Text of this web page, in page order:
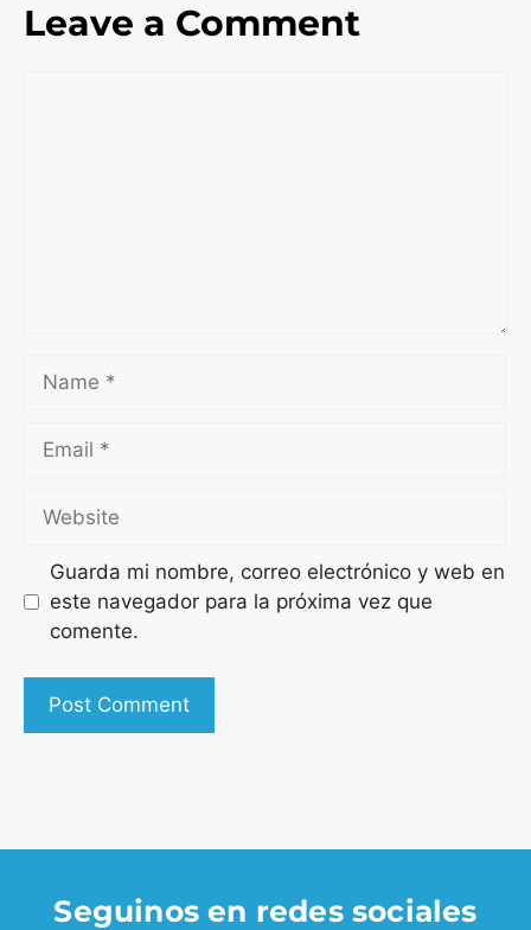
Leave a Comment
Guarda mi nombre, correo electrónico y web en
este navegador para la próxima vez que
comente.
Seguinos en redes sociales